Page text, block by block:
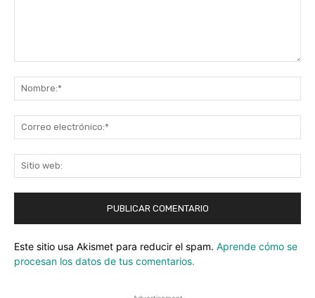
Este sitio usa Akismet para reducir el spam. Aprende cómo se
procesan los datos de tus comentarios.